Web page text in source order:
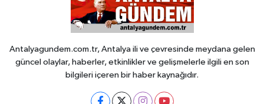
Antalyagundem.com.tr, Antalya ili ve çevresinde meydana gelen
güncel olaylar, haberler, etkinlikler ve gelişmelerle ilgili en son
bilgileri içeren bir haber kaynağıdır.